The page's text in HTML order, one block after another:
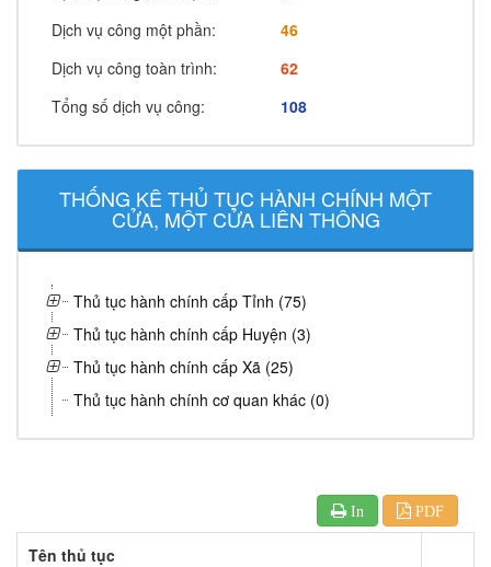
Dịch vụ công một phần:
46
Dịch vụ công toàn trình:
62
Tổng số dịch vụ công:
108
THỐNG KÊ THỦ TỤC HÀNH CHÍNH MỘT
CỬA, MỘT CỬA LIÊN THÔNG
Thủ tục hành chính cấp Tỉnh (75)
Thủ tục hành chính cấp Huyện (3)
Thủ tục hành chính cấp Xã (25)
Thủ tục hành chính cơ quan khác (0)
In PDF
Tên thủ tục